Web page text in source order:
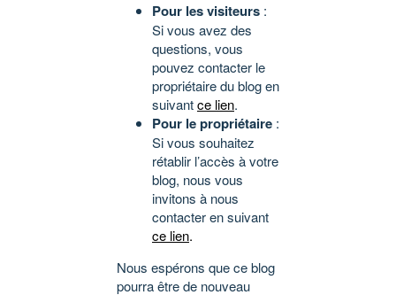
Pour les visiteurs :
Si vous avez des
questions, vous
pouvez contacter le
propriétaire du blog en
suivantce lien.
Pour le propriétaire :
Si vous souhaitez
rétablir l’accès à votre
blog, nous vous
invitons à nous
contacter en suivant
ce lien.
Nous espérons que ce blog
pourra être de nouveau